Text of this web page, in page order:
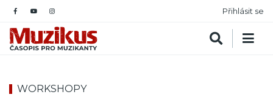
Přihlásit se
WORKSHOPY